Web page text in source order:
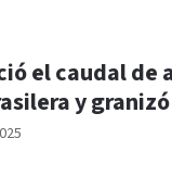
el caudal de
y